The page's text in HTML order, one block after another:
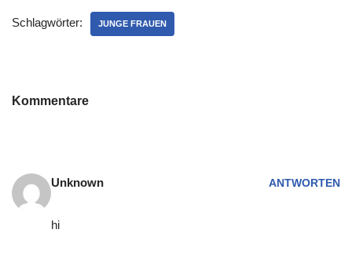
Schlagwörter: JUNGE FRAUEN
Kommentare
Unknown ANTWORTEN
hi